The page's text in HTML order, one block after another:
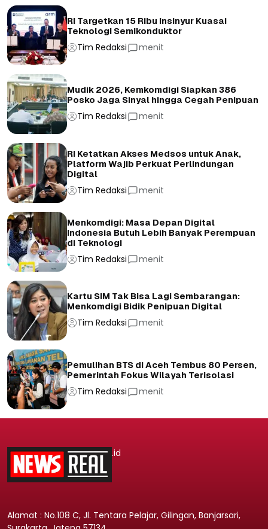
RI Targetkan 15 Ribu Insinyur Kuasai
Teknologi Semikonduktor
Tim Redaksi menit
Mudik 2026, Kemkomdigi Siapkan 386
Posko Jaga Sinyal hingga Cegah Penipuan
Tim Redaksi menit
RI Ketatkan Akses Medsos untuk Anak,
Platform Wajib Perkuat Perlindungan
Digital
Tim Redaksi menit
Menkomdigi: Masa Depan Digital
Indonesia Butuh Lebih Banyak Perempuan
di Teknologi
Tim Redaksi menit
Kartu SIM Tak Bisa Lagi Sembarangan:
Menkomdigi Bidik Penipuan Digital
Tim Redaksi menit
Pemulihan BTS di Aceh Tembus 80 Persen,
Pemerintah Fokus Wilayah Terisolasi
Tim Redaksi menit
.id
Alamat : No.108 C, Jl. Tentara Pelajar, Gilingan, Banjarsari,